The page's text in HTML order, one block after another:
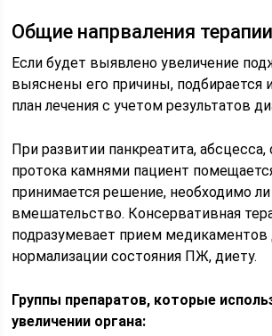
Общие напрваления терапии
Если будет выявлено увеличение
выяснены его причины, подбирается
план лечения с учетом результатов
При развитии панкреатита, абсцесса,
протока камнями пациент
принимается решение, необходимо
вмешательство. Консервативная
подразумевает прием медикаментов
нормализации состояния ПЖ, диету.
Группы препаратов, которые
увеличении органа: